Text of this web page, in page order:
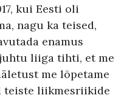
kui Eesti oli
nagu ka teised,
enamus
liiga tihti, et me
me lõpetame
teiste liikmesriikide